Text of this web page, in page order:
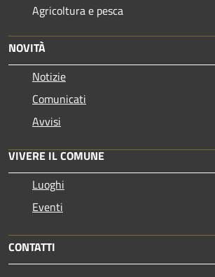
Agricoltura e pesca
NOVITÀ
Notizie
Comunicati
Avvisi
VIVERE IL COMUNE
Luoghi
Eventi
CONTATTI